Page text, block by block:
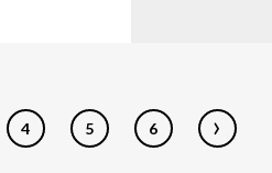
4 5 6 ›